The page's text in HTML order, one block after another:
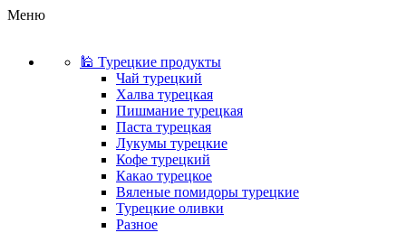
Меню
🕌 Турецкие продукты
Чай турецкий
Халва турецкая
Пишмание турецкая
Паста турецкая
Лукумы турецкие
Кофе турецкий
Какао турецкое
Вяленые помидоры турецкие
Турецкие оливки
Разное